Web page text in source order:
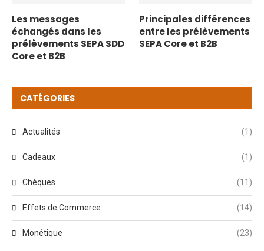
Les messages
échangés dans les
prélèvements SEPA SDD
Core et B2B
Principales différences
entre les prélèvements
SEPA Core et B2B
CATÉGORIES
Actualités (1)
Cadeaux (1)
Chèques (11)
Effets de Commerce (14)
Monétique (23)